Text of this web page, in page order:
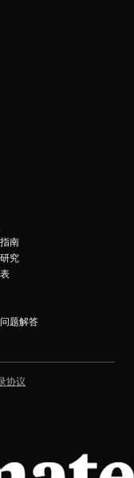
南
究
题解答
协议